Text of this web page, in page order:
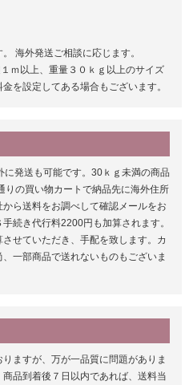
海外発送ご相談に応じます。
ｍ以上、重量３０ｋｇ以上のサイズ
を設定してある場合もございます。
に発送も可能です。30ｋｇ未満の商品
りの買い物カートで納品先に海外住所
ら送料をお調べして確認メールをお
続き代行料2200円も加算されます。
せていただき、手配を致します。カ
一部商品で送れないものもございま
ますが、万が一品質に問題がありま
品到着後７日以内であれば、送料当